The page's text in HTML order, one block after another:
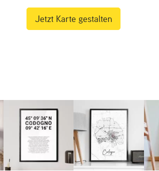
Jetzt Karte gestalten